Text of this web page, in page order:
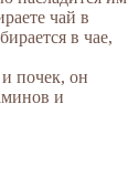
чай в
в чае,
почек, он
и